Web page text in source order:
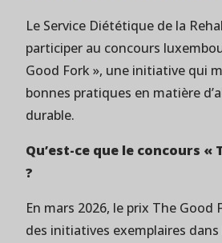
Le Service Diététique de la
participer au concours
Good Fork », une initiative qui
bonnes pratiques en matière
durable.
Qu’est-ce que le concours «
?
En mars 2026, le prix The Good
des initiatives exemplaires